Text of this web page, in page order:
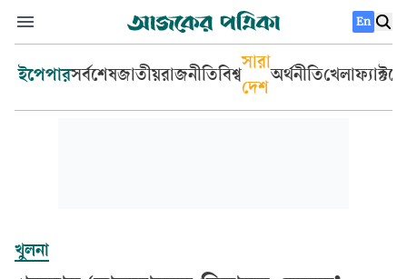
En
ইপেপারসর্বশেষজাতীয়রাজনীতিবিশ্ব
সারা
দেশ
অর্থনীতিখেলা
খুলনা